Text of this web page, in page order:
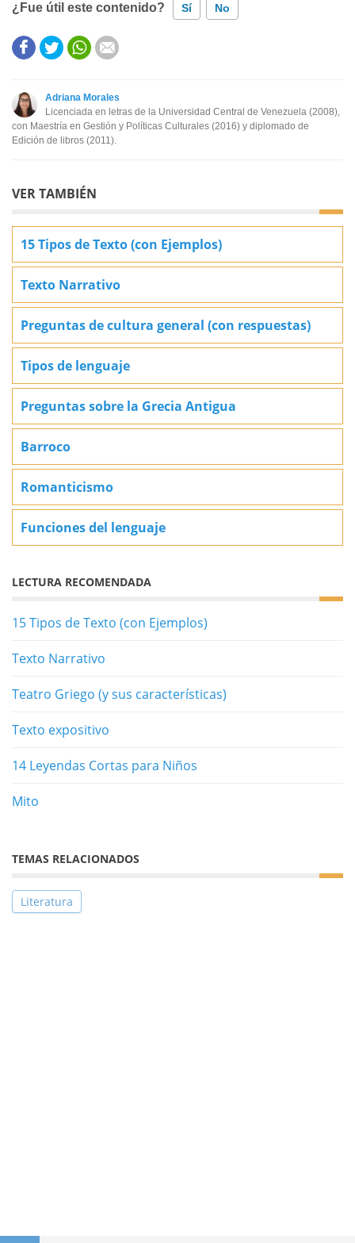
¿Fue útil este contenido? Sí No
Este contenido contiene información incorrecta
Otro
Adriana Morales
Licenciada en letras de la Universidad Central de Venezuela (2008),
con Maestría en Gestión y Políticas Culturales (2016) y diplomado de
Edición de libros (2011).
VER TAMBIÉN
15 Tipos de Texto (con Ejemplos)
Texto Narrativo
Preguntas de cultura general (con respuestas)
Tipos de lenguaje
Preguntas sobre la Grecia Antigua
Barroco
Romanticismo
Funciones del lenguaje
LECTURA RECOMENDADA
15 Tipos de Texto (con Ejemplos)
Texto Narrativo
Teatro Griego (y sus características)
Texto expositivo
14 Leyendas Cortas para Niños
Mito
TEMAS RELACIONADOS
Literatura